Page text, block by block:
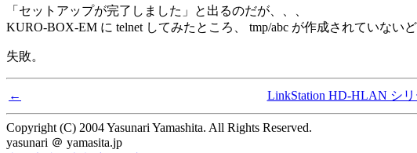
「セットアップが完了しました」と出るのだが、、、
KURO-BOX-EM に telnet してみたところ、 tmp/abc が作成されていない
失敗。
← LinkStation HD-HLAN シ
Copyright (C) 2004 Yasunari Yamashita. All Rights Reserved.
yasunari ＠ yamasita.jp